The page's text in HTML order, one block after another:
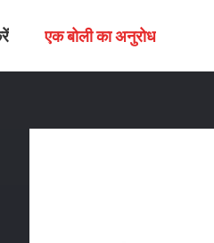
एक बोली का अनुरोध